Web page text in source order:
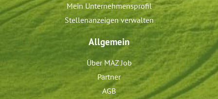
Mein Unternehmensprofil
Stellenanzeigen verwalten
Allgemein
Über MAZ Job
Partner
AGB